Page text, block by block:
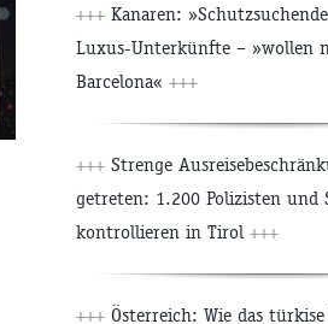
+++ Kanaren:
Luxus-Unterkünfte – »wollen
Barcelona« +++
+++ Strenge
getreten: 1.200 Polizisten und
kontrollieren in Tirol +++
+++ Österreich: Wie das